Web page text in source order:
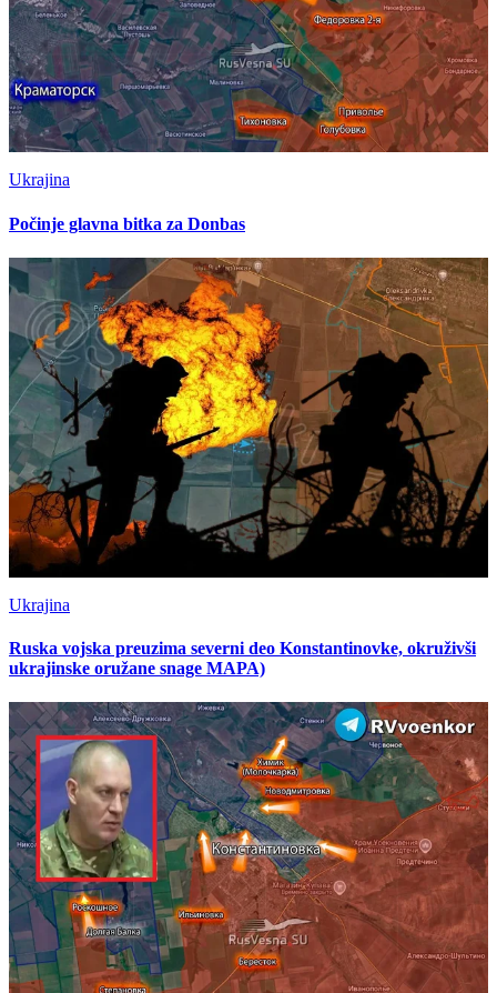
Ukrajina
Počinje glavna bitka za Donbas
Ukrajina
Ruska vojska preuzima severni deo Konstantinovke, okruživši
ukrajinske oružane snage MAPA)